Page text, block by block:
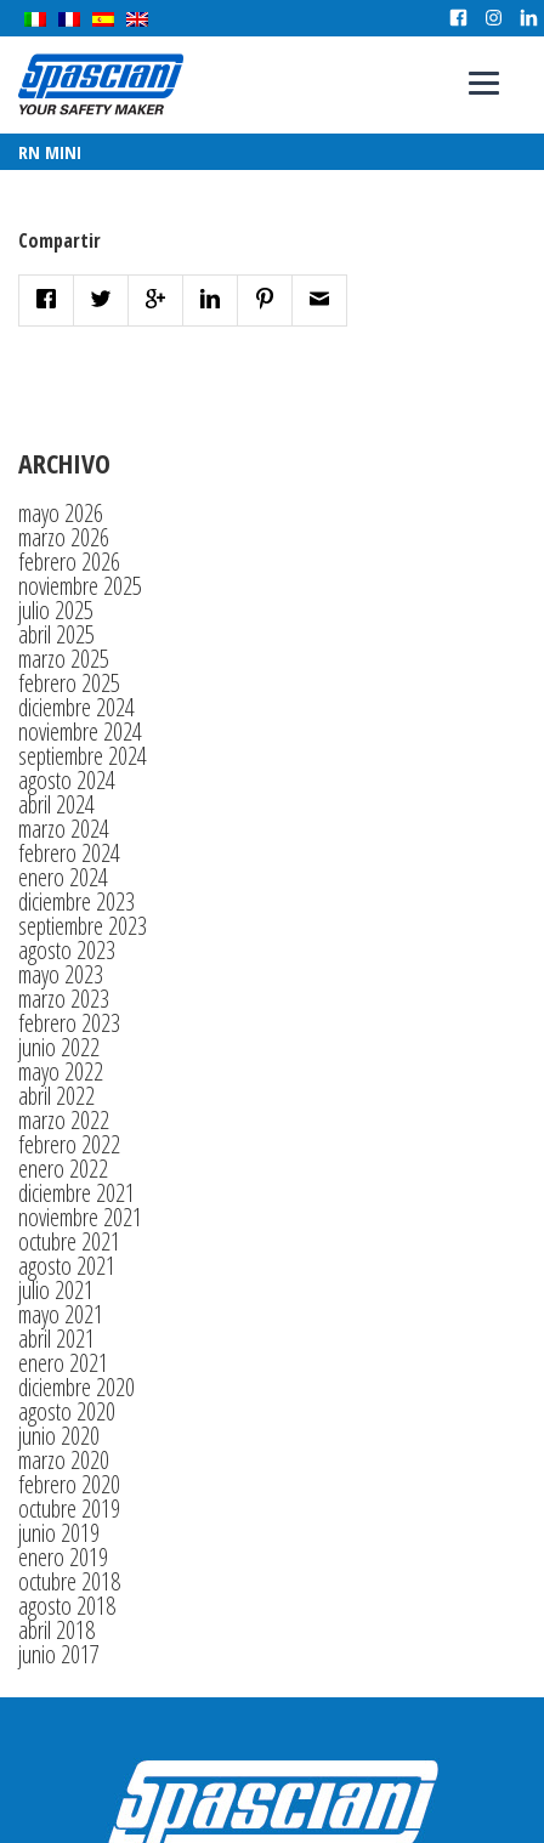
RN MINI
Compartir
ARCHIVO
mayo 2026
marzo 2026
febrero 2026
noviembre 2025
julio 2025
abril 2025
marzo 2025
febrero 2025
diciembre 2024
noviembre 2024
septiembre 2024
agosto 2024
abril 2024
marzo 2024
febrero 2024
enero 2024
diciembre 2023
septiembre 2023
agosto 2023
mayo 2023
marzo 2023
febrero 2023
junio 2022
mayo 2022
abril 2022
marzo 2022
febrero 2022
enero 2022
diciembre 2021
noviembre 2021
octubre 2021
agosto 2021
julio 2021
mayo 2021
abril 2021
enero 2021
diciembre 2020
agosto 2020
junio 2020
marzo 2020
febrero 2020
octubre 2019
junio 2019
enero 2019
octubre 2018
agosto 2018
abril 2018
junio 2017